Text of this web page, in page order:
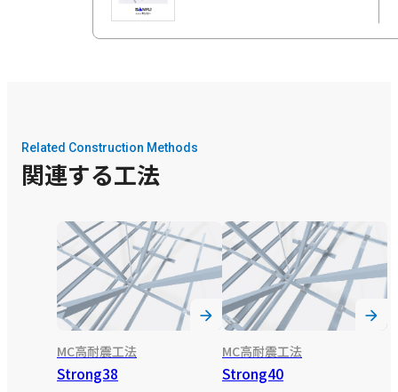
Related Construction Methods
関連する工法
MC高耐震工法
Strong38
MC高耐震工法
Strong40